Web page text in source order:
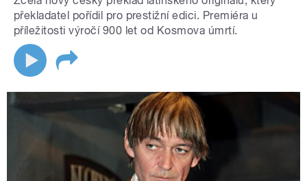
překladatel pořídil pro prestižní edici. Premiéra u
příležitosti výročí 900 let od Kosmova úmrtí.